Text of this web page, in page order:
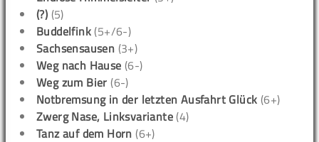
(?) (5)
Buddelfink (5+/6-)
Sachsensausen (3+)
Weg nach Hause (6-)
Weg zum Bier (6-)
Notbremsung in der letzten Ausfahrt Glück (6+)
Zwerg Nase, Linksvariante (4)
Tanz auf dem Horn (6+)